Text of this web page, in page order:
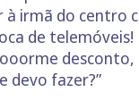
irmã do centro
de
devo fazer?”